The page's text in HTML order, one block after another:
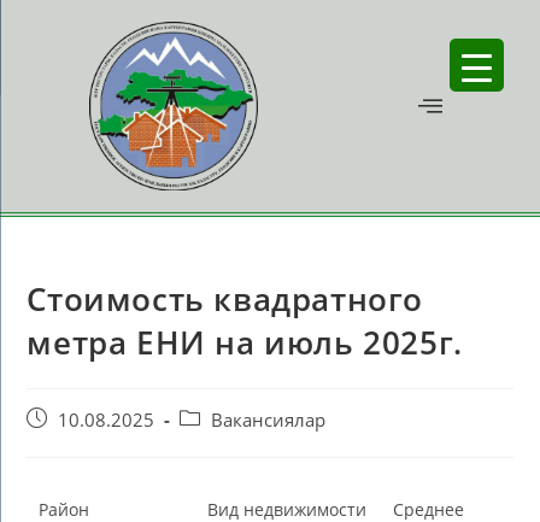
Стоимость квадратного
метра ЕНИ на июль 2025г.
10.08.2025 Вакансиялар
Район Вид недвижимости
Среднее